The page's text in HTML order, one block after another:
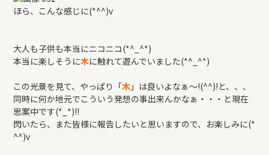
ほら、こんな感じに(*^^)v
大人も子供も本当にニコニコ(*^_^*)
本当に楽しそうに木に触れて遊んでいました(*^_^*)
この光景を見て、やっぱり「木 」は良いよなぁ～!(^^)!と、、、
同時に何か地元でこういう発想の事出来んかなぁ・・・と現在
思案中です(*_*)!!
閃いたら、また皆様に報告したいと思いますので、お楽しみに(*
^^)v